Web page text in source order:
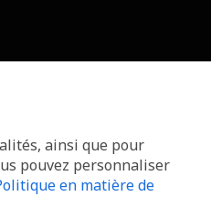
ainsi que pour
pouvez personnaliser
en matière de